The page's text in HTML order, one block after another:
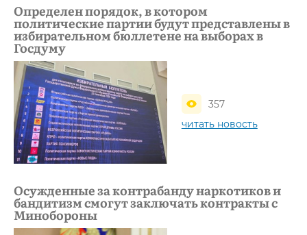
Определен порядок, в котором
политические партии будут представлены в
избирательном бюллетене на выборах в
Госдуму
357
читать новость
Осужденные за контрабанду наркотиков и
бандитизм смогут заключать контракты с
Минобороны